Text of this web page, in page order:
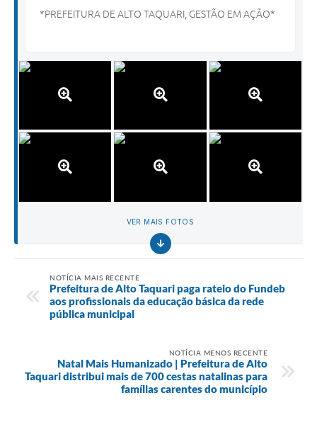
*PREFEITURA DE ALTO TAQUARI, GESTÃO EM AÇÃO*
VER MAIS FOTOS
NOTÍCIA MAIS RECENTE
Prefeitura de Alto Taquari paga rateio do Fundeb
aos profissionais da educação básica da rede
pública municipal
NOTÍCIA MENOS RECENTE
Natal Mais Humanizado | Prefeitura de Alto
Taquari distribui mais de 700 cestas natalinas para
famílias carentes do município